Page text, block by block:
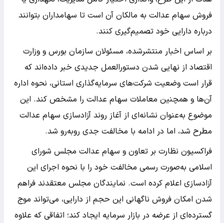
فروش سهام عدالت به مالکان آن است تا سهامداران بتوانند
درباره دارایی خود تصمیم‌گیری کنند.
بر اساس اخبار منتشرشده، مسئولان سازمان بورس و وزارت
اقتصاد از نهایی شدن دستورالعمل جدیدی خبر داده‌اند که
قرار است وضعیت شرکت‌های سرمایه‌گذاری استانی، نحوه اداره
آن‌ها و همچنین معاملات سهام عدالت را مشخص کند. این
موضوع به‌عنوان نشانه‌ای از آغاز روند آزادسازی سهام عدالت
مطرح شد، اما در ادامه با مخالفت جدی روبه‌رو شد.
فراکسیون نظارت بر تعاون و سهام عدالت مجلس شورای
اسلامی به‌صورت رسمی مخالفت خود را با نحوه اجرای این
آزادسازی اعلام کرده است. نمایندگان مجلس معتقدند فراهم
شدن امکان فروش ناگهانی این حجم از دارایی، می‌تواند موج
گسترده‌ای از عرضه در بازار سرمایه ایجاد کند؛ اتفاقی که علاوه